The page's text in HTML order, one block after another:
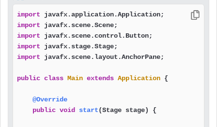
import
import
import
import
import javafx.scene.layout.AnchorPane;
public class Main extends Application {
@Override
public void start(Stage stage) {